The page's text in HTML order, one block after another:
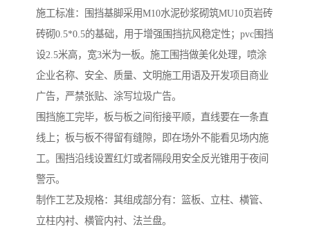
施工标准：围挡基脚采用M10水泥砂浆砌筑MU10页岩砖
砖砌0.5*0.5的基础，用于增强围挡抗风稳定性；pvc围挡
设2.5米高，宽3米为一板。施工围挡做美化处理，喷涂
企业名称、安全、质量、文明施工用语及开发项目商业
广告，严禁张贴、涂写垃圾广告。
围挡施工完毕，板与板之间衔接平顺，直线要在一条直
线上；板与板不得留有缝隙，即在场外不能看见场内施
工。围挡沿线设置红灯或者隔段用安全反光锥用于夜间
警示。
制作工艺及规格：其组成部分有：篮板、立柱、横管、
立柱内衬、横管内衬、法兰盘。